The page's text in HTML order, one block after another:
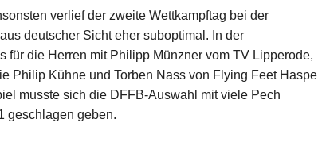
verlief der zweite Wettkampftag bei der
deutscher Sicht eher suboptimal. In der
für die Herren mit Philipp Münzner vom TV Lipperode,
Philip Kühne und Torben Nass von Flying Feet Haspe
musste sich die DFFB-Auswahl mit viele Pech
geschlagen geben.